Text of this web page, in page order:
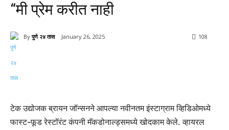
“मी प्रेम करीत नाही
By पुणे २४ तास January 26, 2025 108
टेक उद्योजक ब्रायन जॉन्सनने आपल्या नवीनतम इंस्टाग्राम व्हिडिओमध्ये
फास्ट-फूड रेस्टॉरंट कंपनी मॅकडोनाल्ड्समध्ये खोदकाम केले. व्हायरल